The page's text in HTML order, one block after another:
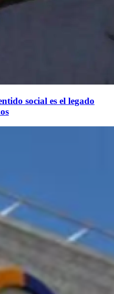
social es el legado